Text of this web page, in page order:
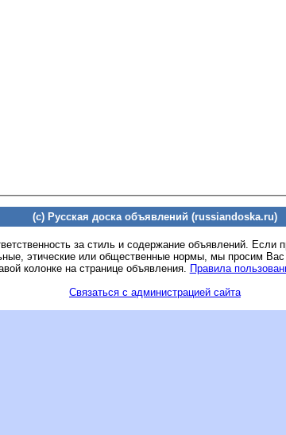
(c) Русская доска объявлений (russiandoska.ru)
за стиль и содержание объявлений.
этические или общественные нормы, мы просим
колонке на странице объявления. Правила
Связаться с администрацией сайта